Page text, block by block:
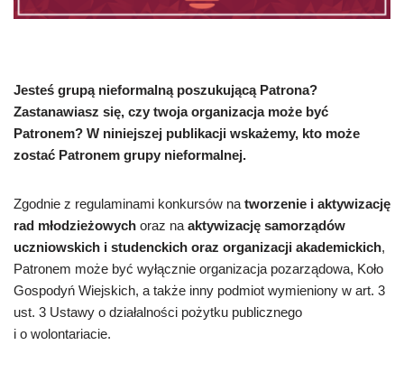
Jesteś grupą nieformalną poszukującą Patrona?
Zastanawiasz się, czy twoja organizacja może być
Patronem? W niniejszej publikacji wskażemy, kto może
zostać Patronem grupy nieformalnej.
Zgodnie z regulaminami konkursów na tworzenie i aktywizację
rad młodzieżowych oraz na aktywizację samorządów
uczniowskich i studenckich oraz organizacji akademickich,
Patronem może być wyłącznie organizacja pozarządowa, Koło
Gospodyń Wiejskich, a także inny podmiot wymieniony w art. 3
ust. 3 Ustawy o działalności pożytku publicznego
i o wolontariacie.